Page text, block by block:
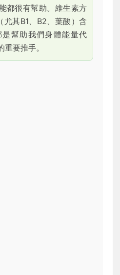
都很有幫助。維生素方
尤其B1、B2、葉酸）含
幫助我們身體能量代
要推手。